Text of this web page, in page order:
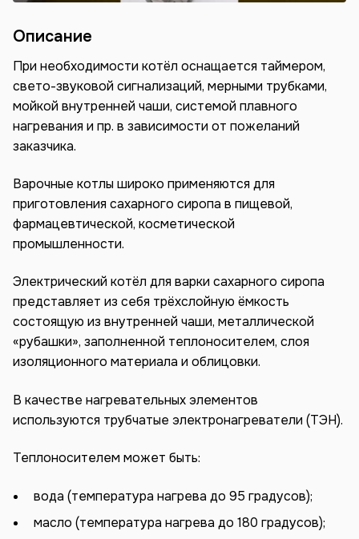
Описание
При необходимости котёл оснащается таймером,
свето-звуковой сигнализаций, мерными трубками,
мойкой внутренней чаши, системой плавного
нагревания и пр. в зависимости от пожеланий
заказчика.
Варочные котлы широко применяются для
приготовления сахарного сиропа в пищевой,
фармацевтической, косметической
промышленности.
Электрический котёл для варки сахарного сиропа
представляет из себя трёхслойную ёмкость
состоящую из внутренней чаши, металлической
«рубашки», заполненной теплоносителем, слоя
изоляционного материала и облицовки.
В качестве нагревательных элементов
используются трубчатые электронагреватели (ТЭН).
Теплоносителем может быть:
вода (температура нагрева до 95 градусов);
масло (температура нагрева до 180 градусов);